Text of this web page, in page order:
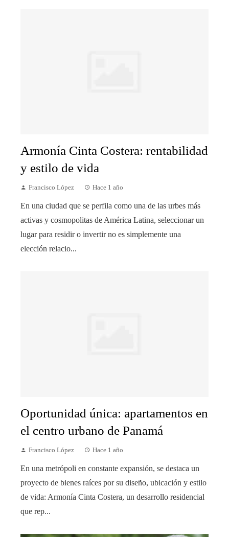
Armonía Cinta Costera: rentabilidad
y estilo de vida
Francisco López Hace 1 año
En una ciudad que se perfila como una de las urbes más
activas y cosmopolitas de América Latina, seleccionar un
lugar para residir o invertir no es simplemente una
elección relacio...
Oportunidad única: apartamentos en
el centro urbano de Panamá
Francisco López Hace 1 año
En una metrópoli en constante expansión, se destaca un
proyecto de bienes raíces por su diseño, ubicación y estilo
de vida: Armonía Cinta Costera, un desarrollo residencial
que rep...